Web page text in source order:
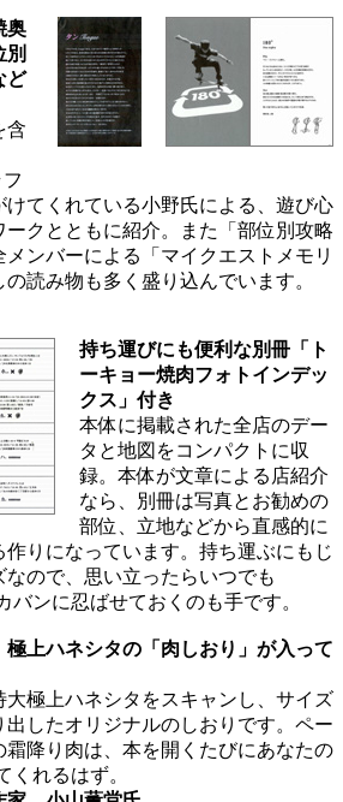
奥
別
ど
含
けてくれている小野氏による、遊び心
クとともに紹介。また「部位別攻略
ンバーによる「マイクエストメモリ
読み物も多く盛り込んでいます。
持ち運びにも便利な別冊「ト
ーキョー焼肉フォトインデッ
クス」付き
本体に掲載された全店のデー
タと地図をコンパクトに収
録。本体が文章による店紹介
なら、別冊は写真とお勧めの
部位、立地などから直感的に
りになっています。持ち運ぶにもじ
ので、思い立ったらいつでも
バンに忍ばせておくのも手です。
極上ハネシタの「肉しおり」が入って
大極上ハネシタをスキャンし、サイズ
出したオリジナルのしおりです。ペー
霜降り肉は、本を開くたびにあなたの
くれるはず。